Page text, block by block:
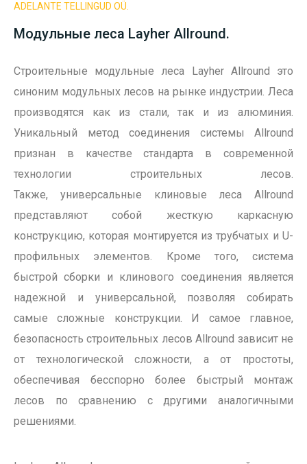
ADELANTE TELLINGUD OÜ.
Модульные леса Layher Allround.
Строительные модульные леса Layher Allround это
синоним модульных лесов на рынке индустрии. Леса
производятся как из стали, так и из алюминия.
Уникальный метод соединения системы Allround
признан в качестве стандарта в современной
технологии строительных лесов.
Также, универсальные клиновые леса Allround
представляют собой жесткую каркасную
конструкцию, которая монтируется из трубчатых и U-
профильных элементов. Кроме того, система
быстрой сборки и клинового соединения является
надежной и универсальной, позволяя собирать
самые сложные конструкции. И самое главное,
безопасность строительных лесов Allround зависит не
от технологической сложности, а от простоты,
обеспечивая бесспорно более быстрый монтаж
лесов по сравнению с другими аналогичными
решениями.